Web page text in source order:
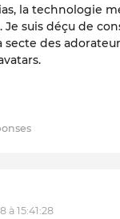
la technologie
suis déçu de
secte des
à 15:41:28